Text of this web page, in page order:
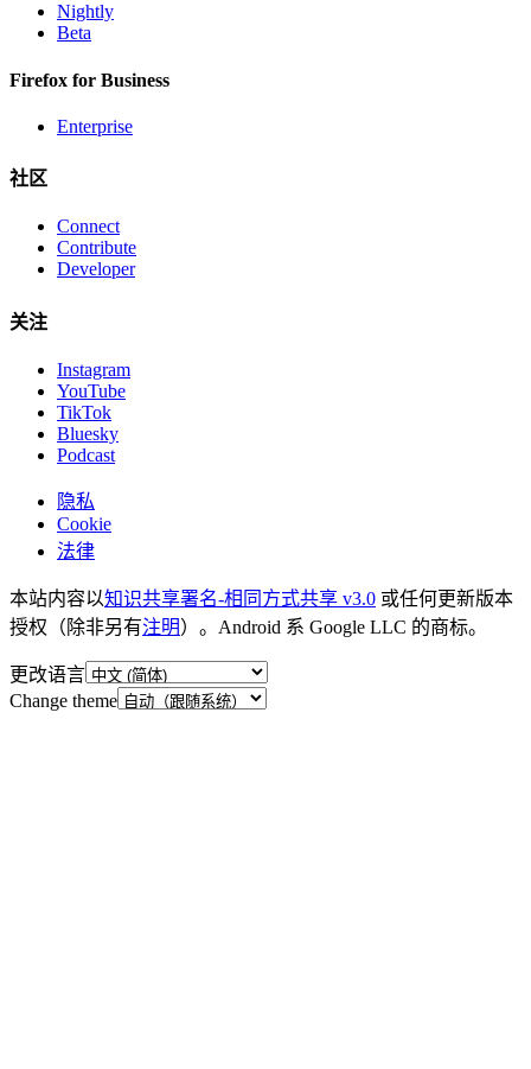
Nightly
Beta
Firefox for Business
Enterprise
社区
Connect
Contribute
Developer
关注
Instagram
YouTube
TikTok
Bluesky
Podcast
隐私
Cookie
法律
本站内容以知识共享署名-相同方式共享 v3.0 或任何更新版本
授权（除非另有注明）。Android 系 Google LLC 的商标。
更改语言
Change theme